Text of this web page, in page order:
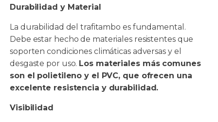
Durabilidad y Material
La durabilidad del trafitambo es fundamental.
Debe estar hecho de materiales resistentes que
soporten condiciones climáticas adversas y el
desgaste por uso. Los materiales más comunes
son el polietileno y el PVC, que ofrecen una
excelente resistencia y durabilidad.
Visibilidad